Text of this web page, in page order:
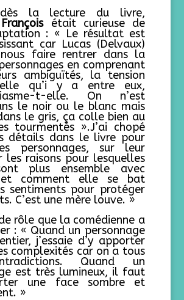
dès la lecture du livre,
était curieuse de
: « Le résultat est
car Lucas (Delvaux)
faire rentrer dans la
en comprenant
ambiguïtés, la tension
qu’i y a entre eux,
t-elle. On n’est
le noir ou le blanc mais
le gris, ça colle bien au
tourmentés ».J’ai chopé
détails dans le livre pour
personnages, sur leur
les raisons pour lesquelles
plus ensemble avec
et comment elle se bat
sentiments pour protéger
C’est une mère louve. »
rôle que la comédienne a
: « Quand un personnage
j’essaie d’y apporter
complexités car on a tous
Quand un
est très lumineux, il faut
une face sombre et
»